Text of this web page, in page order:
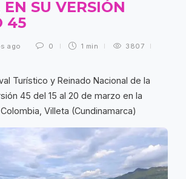
SU VERSIÓN
45
ago 0 1 min 3807
Turístico y Reinado Nacional de la
45 del 15 al 20 de marzo en la
Villeta (Cundinamarca)